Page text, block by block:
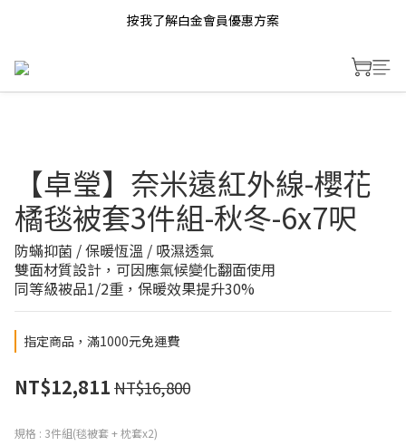
按我了解白金會員優惠方案
【卓瑩】奈米遠紅外線-櫻花
橘毯被套3件組-秋冬-6x7呎
防蟎抑菌 / 保暖恆溫 / 吸濕透氣
雙面材質設計，可因應氣候變化翻面使用
同等級被品1/2重，保暖效果提升30%
指定商品，滿1000元免運費
NT$12,811 NT$16,800
規格 : 3件組(毯被套 + 枕套x2)